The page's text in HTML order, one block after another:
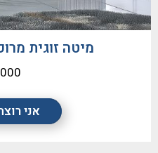
אני
מיטה זוגית
₪